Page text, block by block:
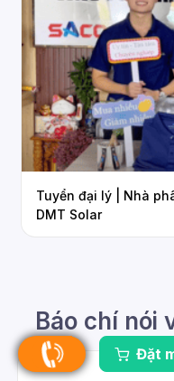
Đặt
Tuyển đại lý | Nhà phân phối đèn năng
DMT Solar
Báo chí